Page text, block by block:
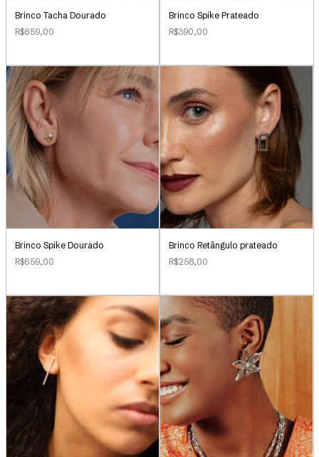
Brinco Tacha Dourado
R$659,00
Brinco Spike Prateado
R$390,00
Brinco Spike Dourado
R$659,00
Brinco Retângulo prateado
R$258,00